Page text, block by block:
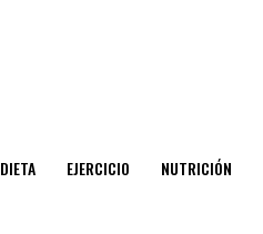
DIETA EJERCICIO NUTRICIÓN